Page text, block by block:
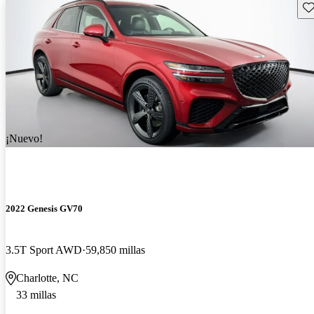
¡Nuevo!
2022 Genesis GV70
3.5T Sport AWD 59,850 millas
Charlotte, NC
33 millas